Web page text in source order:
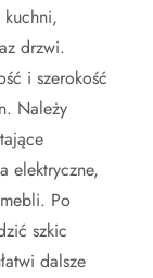
kuchni,
drzwi.
i szerokość
Należy
elektryczne,
Po
szkic
dalsze